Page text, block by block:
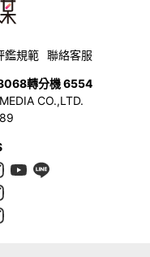
鑑規範 聯絡客服
轉分機 6554
CO.,LTD.